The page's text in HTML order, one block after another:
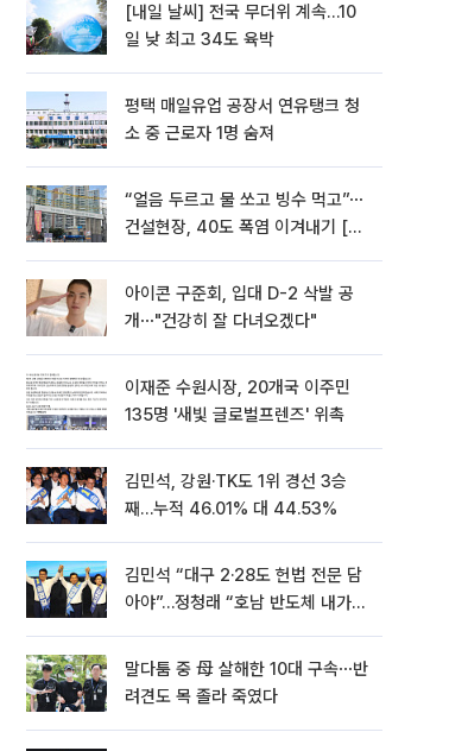
[내일 날씨] 전국 무더위 계속…10
일 낮 최고 34도 육박
평택 매일유업 공장서 연유탱크 청
소 중 근로자 1명 숨져
“얼음 두르고 물 쏘고 빙수 먹고”⋯
건설현장, 40도 폭염 이겨내기 [르
아이콘 구준회, 입대 D-2 삭발 공
개⋯"건강히 잘 다녀오겠다"
이재준 수원시장, 20개국 이주민
135명 '새빛 글로벌프렌즈' 위촉
김민석, 강원·TK도 1위 경선 3승
째…누적 46.01% 대 44.53%
김민석 “대구 2·28도 헌법 전문 담
아야”…정청래 “호남 반도체 내가
말다툼 중 母 살해한 10대 구속⋯반
려견도 목 졸라 죽였다